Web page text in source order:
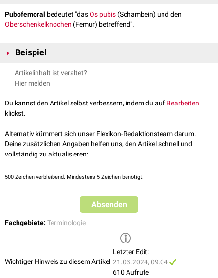
Pubofemoral bedeutet "dasOs pubis (Schambein) und den
Oberschenkelknochen (Femur) betreffend".
Beispiel
Ligamentum pubofemorale
Artikelinhalt ist veraltet?
Hier melden
Du kannst den Artikel selbst verbessern, indem du auf Bearbeiten
klickst.
Alternativ kümmert sich unser Flexikon-Redaktionsteam darum.
Deine zusätzlichen Angaben helfen uns, den Artikel schnell und
vollständig zu aktualisieren:
500 Zeichen verbleibend. Mindestens 5 Zeichen benötigt.
Absenden
Fachgebiete: Terminologie
Wichtiger Hinweis zu diesem Artikel
Letzter Edit:
21.03.2024, 09:04
610 Aufrufe